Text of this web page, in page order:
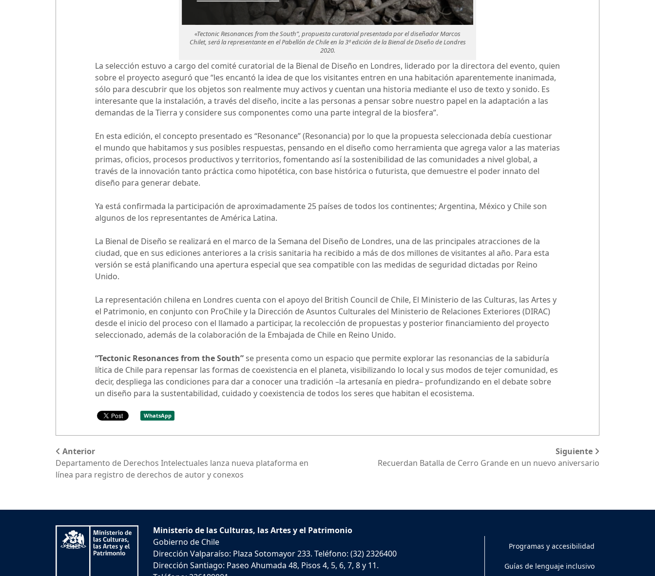
«Tectonic Resonances from the South”, propuesta curatorial presentada por el diseñador Marcos
Chilet, será la representante en el Pabellón de Chile en la 3ª edición de la Bienal de Diseño de Londres
2020.
La selección estuvo a cargo del comité curatorial de la Bienal de Diseño en Londres, liderado por la directora del evento, quien
sobre el proyecto aseguró que “les encantó la idea de que los visitantes entren en una habitación aparentemente inanimada,
sólo para descubrir que los objetos son realmente muy activos y cuentan una historia mediante el uso de texto y sonido. Es
interesante que la instalación, a través del diseño, incite a las personas a pensar sobre nuestro papel en la adaptación a las
demandas de la Tierra y considere sus componentes como una parte integral de la biosfera”.
En esta edición, el concepto presentado es “Resonance” (Resonancia) por lo que la propuesta seleccionada debía cuestionar
el mundo que habitamos y sus posibles respuestas, pensando en el diseño como herramienta que agrega valor a las materias
primas, oficios, procesos productivos y territorios, fomentando así la sostenibilidad de las comunidades a nivel global, a
través de la innovación tanto práctica como hipotética, con base histórica o futurista, que demuestre el poder innato del
diseño para generar debate.
Ya está confirmada la participación de aproximadamente 25 países de todos los continentes; Argentina, México y Chile son
algunos de los representantes de América Latina.
La Bienal de Diseño se realizará en el marco de la Semana del Diseño de Londres, una de las principales atracciones de la
ciudad, que en sus ediciones anteriores a la crisis sanitaria ha recibido a más de dos millones de visitantes al año. Para esta
versión se está planificando una apertura especial que sea compatible con las medidas de seguridad dictadas por Reino
Unido.
La representación chilena en Londres cuenta con el apoyo del British Council de Chile, El Ministerio de las Culturas, las Artes y
el Patrimonio, en conjunto con ProChile y la Dirección de Asuntos Culturales del Ministerio de Relaciones Exteriores (DIRAC)
desde el inicio del proceso con el llamado a participar, la recolección de propuestas y posterior financiamiento del proyecto
seleccionado, además de la colaboración de la Embajada de Chile en Reino Unido.
“Tectonic Resonances from the South”se presenta como un espacio que permite explorar las resonancias de la sabiduría
lítica de Chile para repensar las formas de coexistencia en el planeta, visibilizando lo local y sus modos de tejer comunidad, es
decir, despliega las condiciones para dar a conocer una tradición –la artesanía en piedra– profundizando en el debate sobre
un diseño para la sustentabilidad, cuidado y coexistencia de todos los seres que habitan el ecosistema.
WhatsApp
Anterior
Departamento de Derechos Intelectuales lanza nueva plataforma en
línea para registro de derechos de autor y conexos
Siguiente
Recuerdan Batalla de Cerro Grande en un nuevo aniversario
Ministerio de las Culturas, las Artes y el Patrimonio
Gobierno de Chile
Dirección Valparaíso: Plaza Sotomayor 233. Teléfono: (32) 2326400
Dirección Santiago: Paseo Ahumada 48, Pisos 4, 5, 6, 7, 8 y 11.
Programas y accesibilidad
Guías de lenguaje inclusivo